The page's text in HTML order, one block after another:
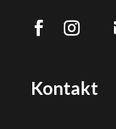
Kontakt